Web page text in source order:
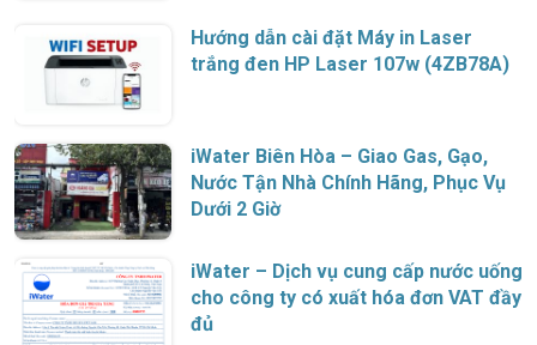
Hướng dẫn cài đặt Máy in Laser
trắng đen HP Laser 107w (4ZB78A)
iWater Biên Hòa – Giao Gas, Gạo,
Nước Tận Nhà Chính Hãng, Phục Vụ
Dưới 2 Giờ
iWater – Dịch vụ cung cấp nước uống
cho công ty có xuất hóa đơn VAT đầy
đủ